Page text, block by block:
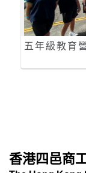
五年級教育
香港四邑商